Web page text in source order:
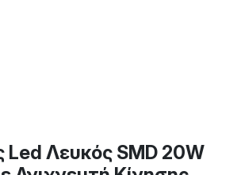
Λευκός SMD 20W